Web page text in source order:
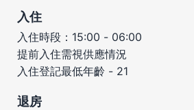
入住
入住時段：15:00 - 06:00
提前入住需視供應情況
入住登記最低年齡 - 21
退房